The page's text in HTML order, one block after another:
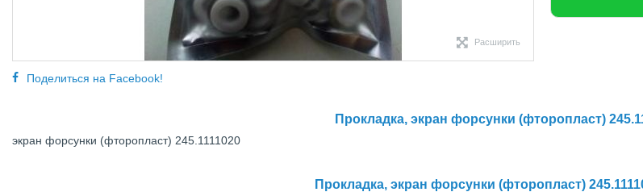
Расширить
Поделиться на Facebook!
Прокладка, экран форсунки (фторопласт)
экран форсунки (фторопласт) 245.1111020
Прокладка, экран форсунки (фторопласт)